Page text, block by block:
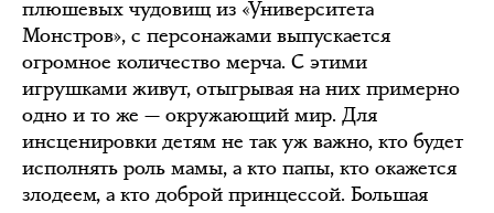
плюшевых чудовищ из «Университета
Монстров», с персонажами выпускается
огромное количество мерча. С этими
игрушками живут, отыгрывая на них примерно
одно и то же — окружающий мир. Для
инсценировки детям не так уж важно, кто будет
исполнять роль мамы, а кто папы, кто окажется
злодеем, а кто доброй принцессой. Большая